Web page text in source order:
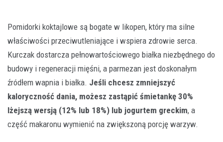
Pomidorki koktajlowe są bogate w likopen, który ma silne
właściwości przeciwutleniające i wspiera zdrowie serca.
Kurczak dostarcza pełnowartościowego białka niezbędnego do
budowy i regeneracji mięśni, a parmezan jest doskonałym
źródłem wapnia i białka. Jeśli chcesz zmniejszyć
kaloryczność dania, możesz zastąpić śmietankę 30%
lżejszą wersją (12% lub 18%) lub jogurtem greckim, a
część makaronu wymienić na zwiększoną porcję warzyw.